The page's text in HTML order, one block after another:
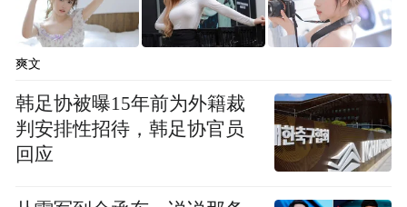
爽文
韩足协被曝15年前为外籍裁
判安排性招待，韩足协官员
回应